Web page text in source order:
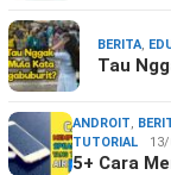
BERITA,
Tau
ANDROIT,
TUTORIAL
5+ Cara